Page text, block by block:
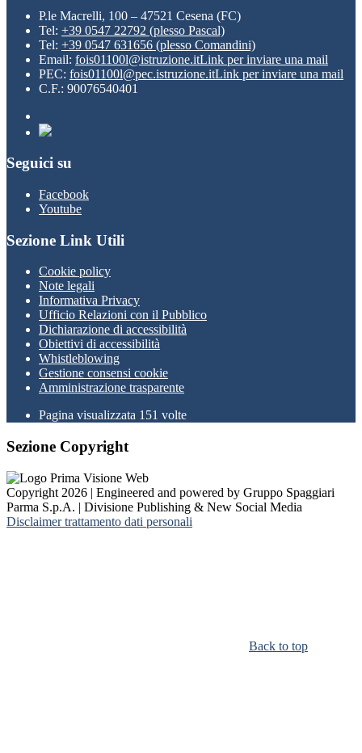
P.le Macrelli, 100 – 47521 Cesena (FC)
Tel: +39 0547 22792 (plesso Pascal)
Tel: +39 0547 631656 (plesso Comandini)
Email: fois01100l@istruzione.itLink per inviare una mail
PEC: fois01100l@pec.istruzione.itLink per inviare una mail
C.F.: 90076540401
Seguici su
Facebook
Youtube
Sezione Link Utili
Cookie policy
Note legali
Informativa Privacy
Ufficio Relazioni con il Pubblico
Dichiarazione di accessibilità
Obiettivi di accessibilità
Whistleblowing
Gestione consensi cookie
Amministrazione trasparente
Pagina visualizzata 151 volte
Sezione Copyright
Copyright 2026 | Engineered and powered by Gruppo Spaggiari
Parma S.p.A. | Divisione Publishing & New Social Media
Disclaimer trattamento dati personali
Back to top